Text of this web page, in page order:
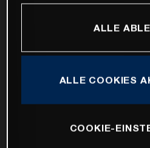
ALLE
ALLE COOKIES
COOKIE-